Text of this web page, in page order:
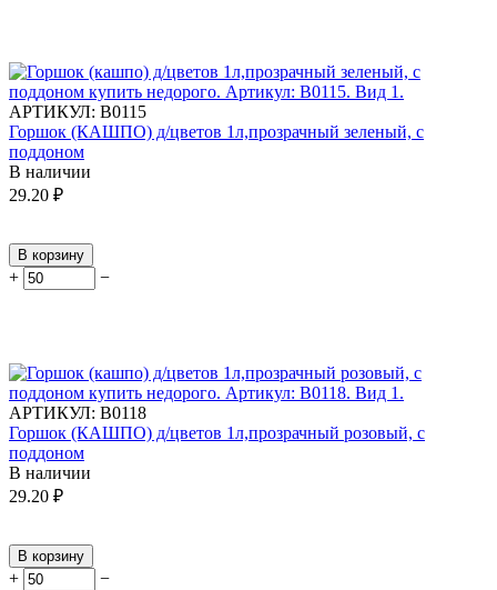
АРТИКУЛ: В0115
Горшок (КАШПО) д/цветов 1л,прозрачный зеленый, с
поддоном
В наличии
29.20 ₽
В корзину
+ −
АРТИКУЛ: В0118
Горшок (КАШПО) д/цветов 1л,прозрачный розовый, с
поддоном
В наличии
29.20 ₽
В корзину
+ −